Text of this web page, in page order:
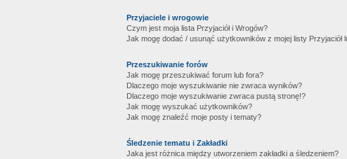
Przyjaciele i wrogowie
Czym jest moja lista Przyjaciół i Wrogów?
Jak mogę dodać / usunąć użytkowników z mojej listy Przyjaciół
Przeszukiwanie forów
Jak mogę przeszukiwać forum lub fora?
Dlaczego moje wyszukiwanie nie zwraca wyników?
Dlaczego moje wyszukiwanie zwraca pustą stronę!?
Jak mogę wyszukać użytkowników?
Jak mogę znaleźć moje posty i tematy?
Śledzenie tematu i Zakładki
Jaka jest różnica między utworzeniem zakładki a śledzeniem?